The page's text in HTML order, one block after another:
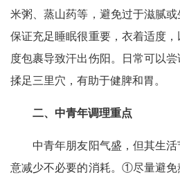
米粥、蒸山药等，避免过于滋腻或
保证充足睡眠很重要，衣着适度
度包裹导致汗出伤阳。日常可以
揉足三里穴，有助于健脾和胃。
二、中青年调理重点
中青年朋友阳气盛，但其生活
意减少不必要的消耗。①尽量避